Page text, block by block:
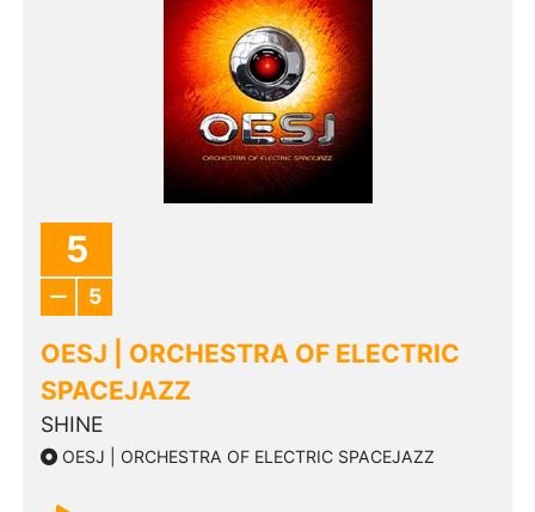
5
5
OESJ | ORCHESTRA OF ELECTRIC
SPACEJAZZ
SHINE
OESJ | ORCHESTRA OF ELECTRIC SPACEJAZZ